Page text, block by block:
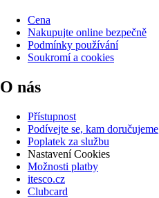
Cena
Nakupujte online bezpečně
Podmínky používání
Soukromí a cookies
O nás
Přístupnost
Podívejte se, kam doručujeme
Poplatek za službu
Nastavení Cookies
Možnosti platby
itesco.cz
Clubcard